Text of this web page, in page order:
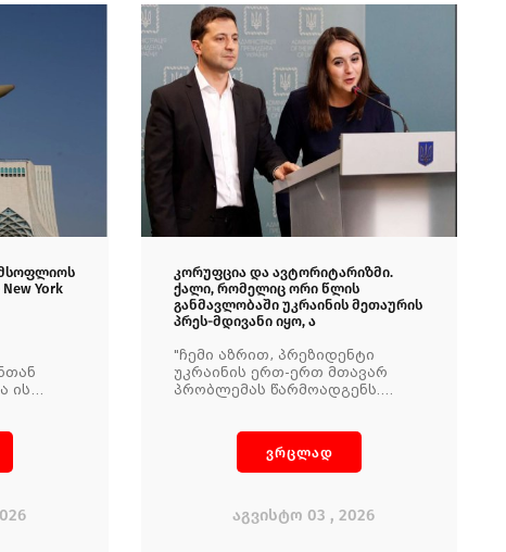
York
ის
კორუფცია და ავტორიტარიზმი.
ქალი, რომელიც ორი წლის
განმავლობაში უკრაინის მეთაურის
პრეს-მდივანი იყო, ა
"ჩემი აზრით, პრეზიდენტი
უკრაინის ერთ-ერთ მთავარ
პრობლემას წარმოადგენს.
იგივეა. შესაბამისად, მანაც
დაიჯერა, რომ ხელოვნურად
ბუნებრივია. ვფიქრობ, რომ
ვრცლად
აგვისტო 03 , 2026